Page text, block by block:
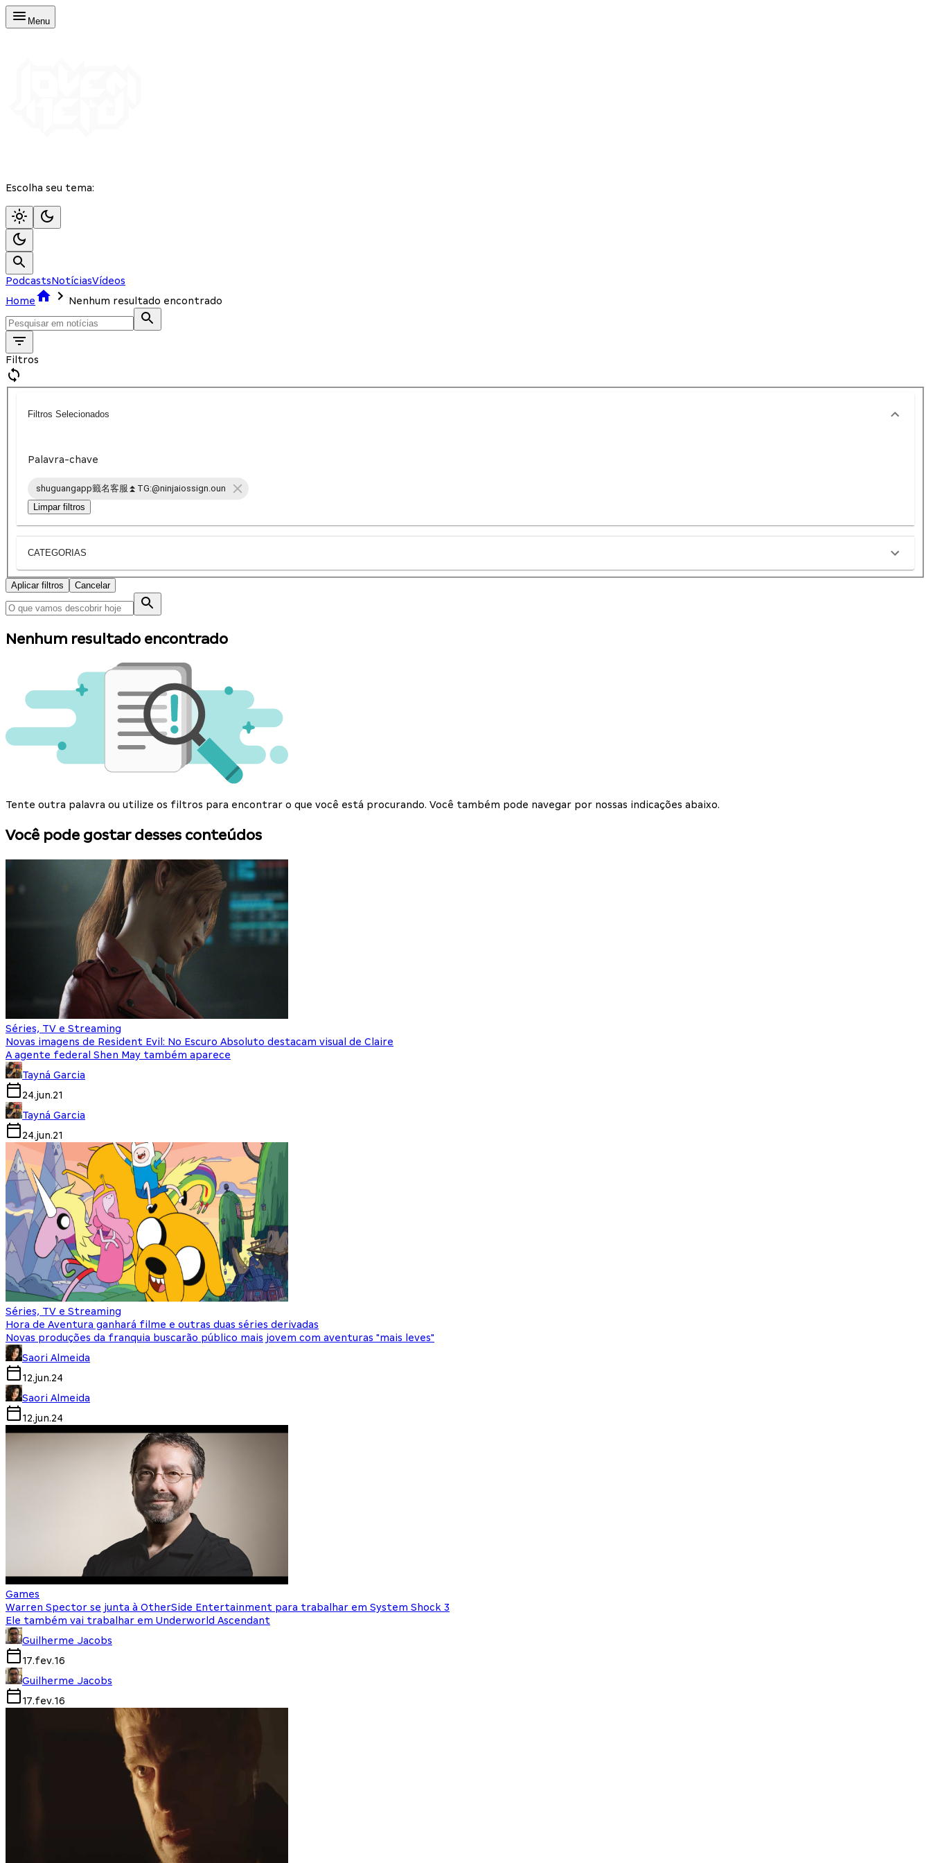
Menu
Escolha seu tema:
PodcastsNotíciasVídeos
Home
Nenhum resultado encontrado
Filtros
Filtros Selecionados
Palavra-chave
shuguangapp籤名客服⏫️TG:@ninjaiossign.oun
Limpar filtros
CATEGORIAS
Aplicar filtros Cancelar
Nenhum resultado encontrado
Tente outra palavra ou utilize os filtros para encontrar o que você está procurando. Você também pode navegar por nossas indicações abaixo.
Você pode gostar desses conteúdos
Séries, TV e Streaming
Novas imagens de Resident Evil: No Escuro Absoluto destacam visual de Claire
A agente federal Shen May também aparece
Tayná Garcia
24.jun.21
Tayná Garcia
24.jun.21
Séries, TV e Streaming
Hora de Aventura ganhará filme e outras duas séries derivadas
Novas produções da franquia buscarão público mais jovem com aventuras "mais leves"
Saori Almeida
12.jun.24
Saori Almeida
12.jun.24
Games
Warren Spector se junta à OtherSide Entertainment para trabalhar em System Shock 3
Ele também vai trabalhar em Underworld Ascendant
Guilherme Jacobs
17.fev.16
Guilherme Jacobs
17.fev.16